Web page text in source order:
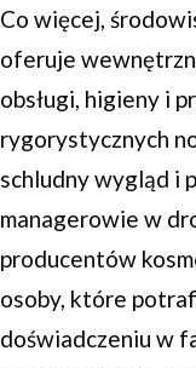
Co więcej,
oferuje
obsługi, higieny i
rygorystycznych
schludny wygląd i
managerowie w
producentów
osoby, które
doświadczeniu w